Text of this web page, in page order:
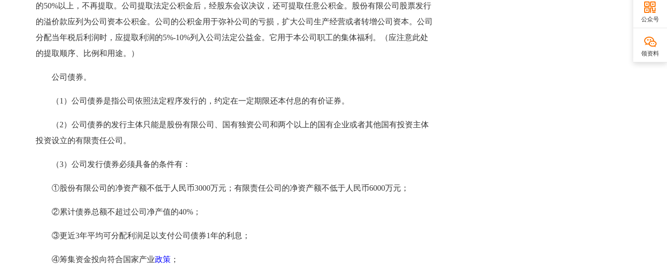
的50%以上，不再提取。公司提取法定公积金后，经股东会议决议，还可提取任意公积金。股份有限公司股票发行
的溢价款应列为公司资本公积金。公司的公积金用于弥补公司的亏损，扩大公司生产经营或者转增公司资本。公司
分配当年税后利润时，应提取利润的5%-10%列入公司法定公益金。它用于本公司职工的集体福利。（应注意此处
的提取顺序、比例和用途。）
公司债券。
（1）公司债券是指公司依照法定程序发行的，约定在一定期限还本付息的有价证券。
（2）公司债券的发行主体只能是股份有限公司、国有独资公司和两个以上的国有企业或者其他国有投资主体
投资设立的有限责任公司。
（3）公司发行债券必须具备的条件有：
①股份有限公司的净资产额不低于人民币3000万元；有限责任公司的净资产额不低于人民币6000万元；
②累计债券总额不超过公司净产值的40%；
③更近3年平均可分配利润足以支付公司债券1年的利息；
④筹集资金投向符合国家产业政策 ；
公众号
领资料